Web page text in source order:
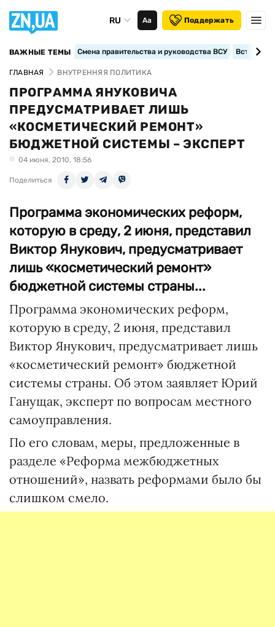
RU Аа Поддержать
ВАЖНЫЕ ТЕМЫ Смена правительства и руководства ВСУ
ГЛАВНАЯ ВНУТРЕННЯЯ ПОЛИТИКА
ПРОГРАММА ЯНУКОВИЧА
ПРЕДУСМАТРИВАЕТ ЛИШЬ
«КОСМЕТИЧЕСКИЙ РЕМОНТ»
БЮДЖЕТНОЙ СИСТЕМЫ – ЭКСПЕРТ
04 июня, 2010, 18:56
Поделиться
Программа экономических реформ,
которую в среду, 2 июня, представил
Виктор Янукович, предусматривает
лишь «косметический ремонт»
бюджетной системы страны...
Программа экономических реформ,
которую в среду, 2 июня, представил
Виктор Янукович, предусматривает лишь
«косметический ремонт» бюджетной
системы страны. Об этом заявляет Юрий
Ганущак, экcперт по вопросам местного
самоуправления.
По его словам, меры, предложенные в
разделе «Реформа межбюджетных
отношений», назвать реформами было бы
слишком смело.